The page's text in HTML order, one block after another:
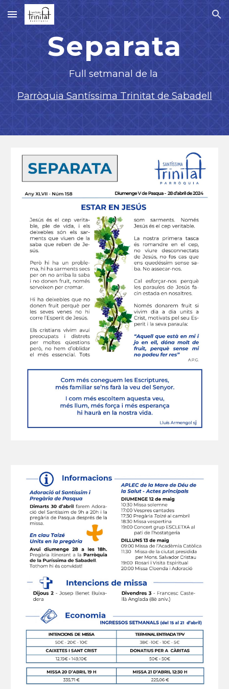
Skip to main content Skip to navigation
Separata
Full setmanal de la
Parròquia Santíssima Trinitat de Sabadell